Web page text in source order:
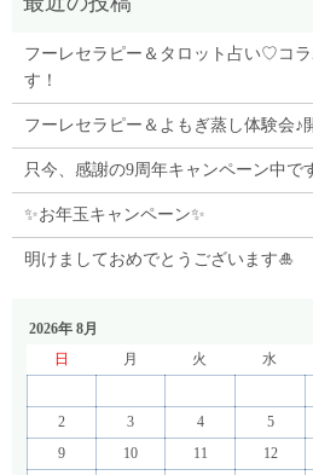
フーレセラピー＆タロット占い♡コ
す！
フーレセラピー＆よもぎ蒸し体験会♪
只今、感謝の9周年キャンペーン中で
✨お年玉キャンペーン✨
明けましておめでとうございます🎍
2026年 8月
日
月 火 水
2
3 4 5
9
10 11 12